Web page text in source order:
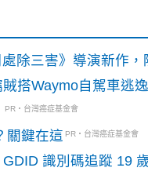
除三害》導演新作
搭Waymo自駕車逃
PR・台灣癌症基金會
關鍵在這 PR・台灣癌症基金會
識別碼追蹤 19